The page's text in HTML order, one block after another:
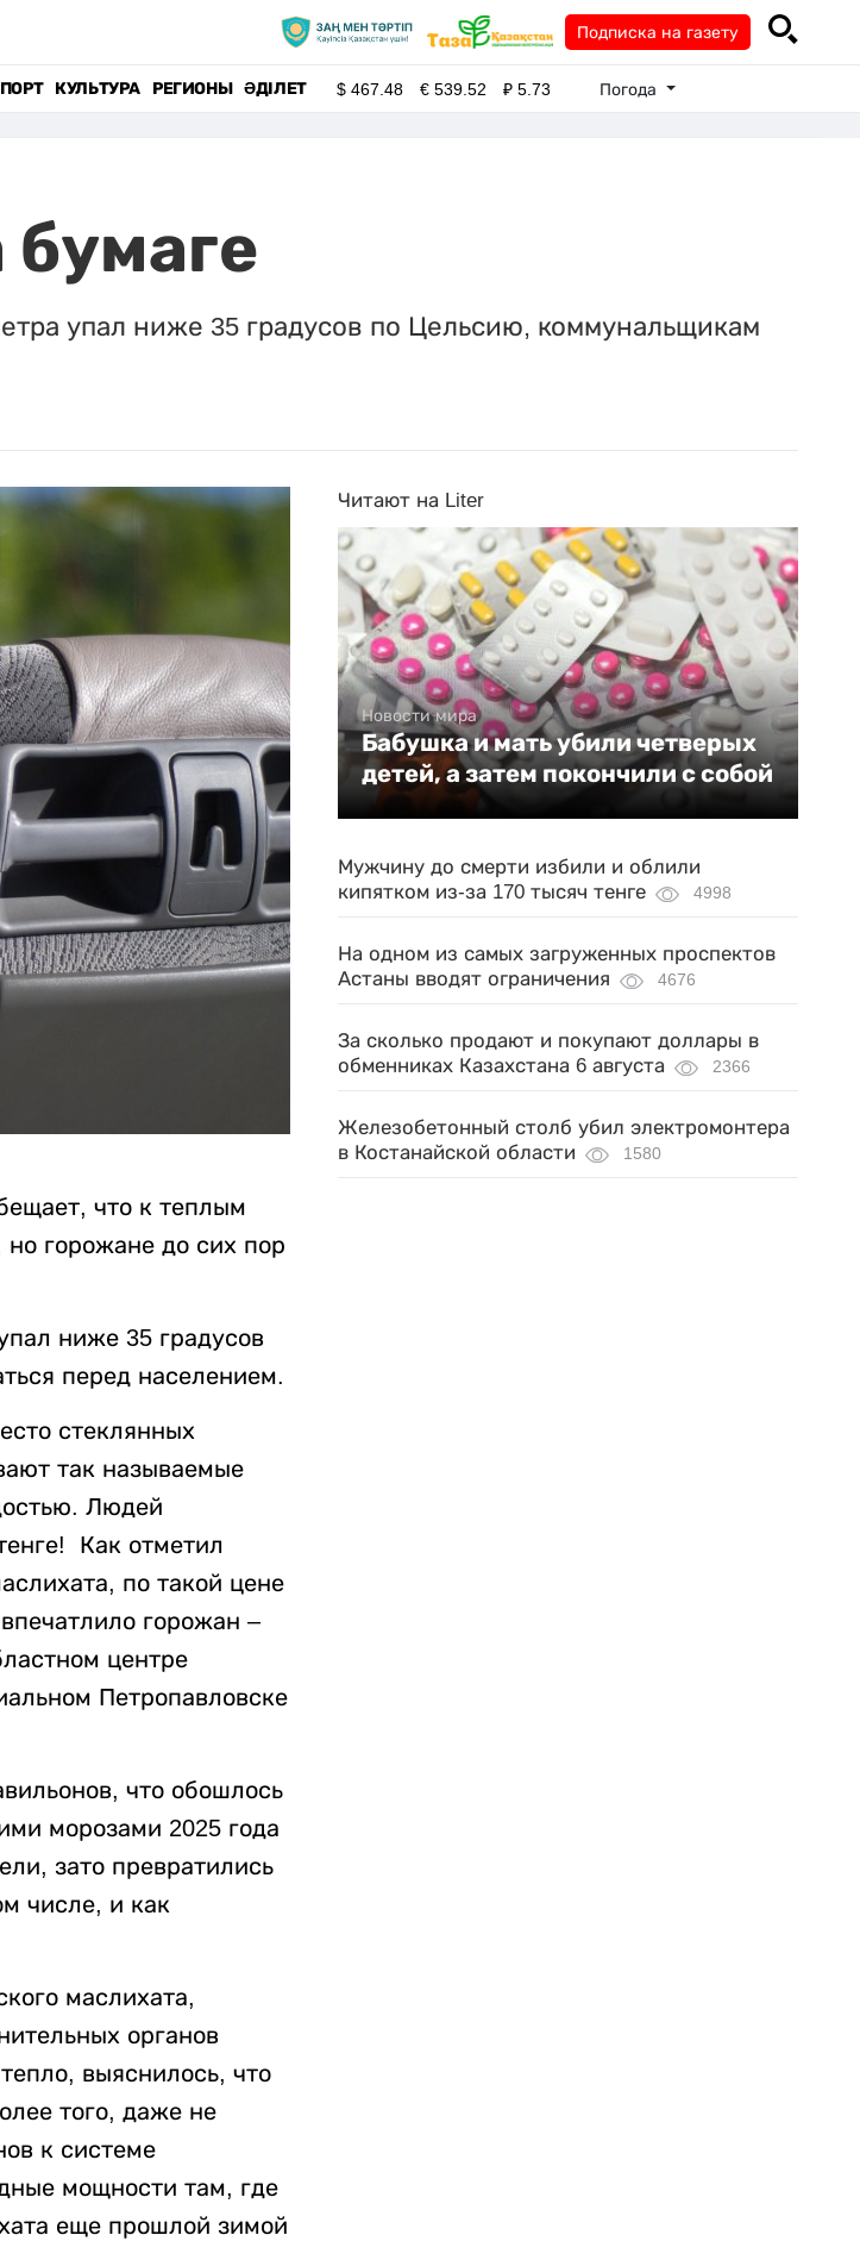
Подписка на газету
КУЛЬТУРА РЕГИОНЫ ӘДІЛЕТ $467.48 €539.52 ₽5.73 Погода
упал ниже 35 градусов по Цельсию, коммунальщикам
что к теплым
горожане до сих пор
ниже 35 градусов
перед населением.
стеклянных
так называемые
Людей
Как отметил
по такой цене
горожан –
центре
Петропавловске
что обошлось
морозами 2025 года
зато превратились
числе, и как
маслихата,
органов
выяснилось, что
того, даже не
к системе
мощности там, где
еще прошлой зимой
Читают на Liter
Новости мира
Бабушка и мать убили четверых
детей, а затем покончили с собой
Мужчину до смерти избили и облили
кипятком из-за 170 тысяч тенге
4998
На одном из самых загруженных проспектов
Астаны вводят ограничения
4676
За сколько продают и покупают доллары в
обменниках Казахстана 6 августа
2366
Железобетонный столб убил электромонтера
в Костанайской области
1580